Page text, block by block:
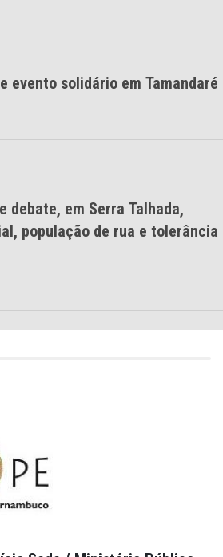
evento solidário em Tamandaré
debate, em Serra Talhada,
população de rua e tolerância